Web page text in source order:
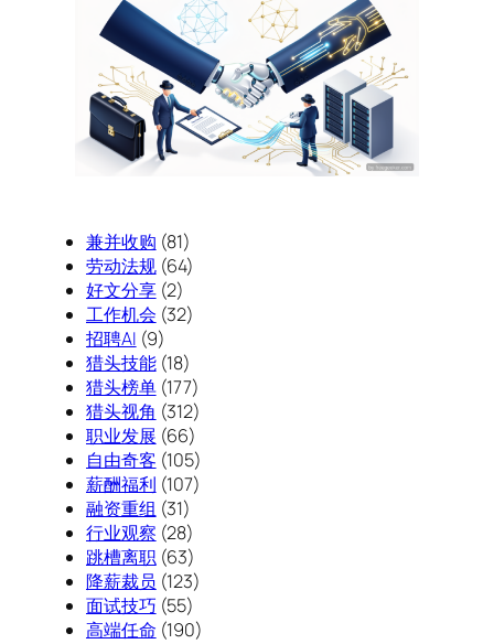
兼并收购 (81)
劳动法规(64)
好文分享(2)
工作机会 (32)
招聘AI (9)
猎头技能(18)
猎头榜单(177)
猎头视角 (312)
职业发展 (66)
自由奇客 (105)
薪酬福利 (107)
融资重组 (31)
行业观察 (28)
跳槽离职(63)
降薪裁员 (123)
面试技巧 (55)
高端任命 (190)